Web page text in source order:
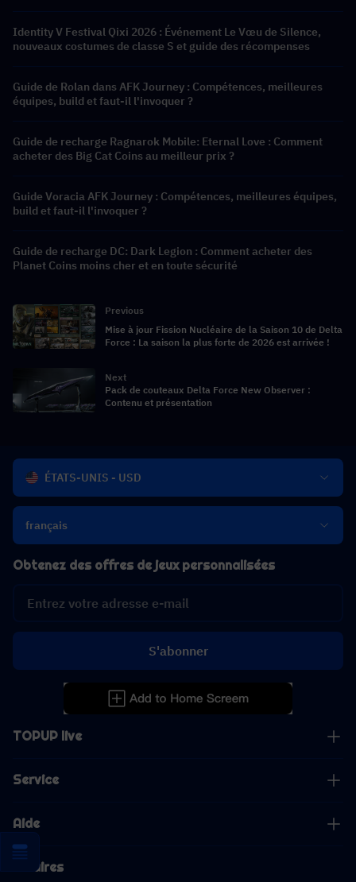
Identity V Festival Qixi 2026 : Événement Le Vœu de Silence,
nouveaux costumes de classe S et guide des récompenses
Guide de Rolan dans AFK Journey : Compétences, meilleures
équipes, build et faut-il l'invoquer ?
Guide de recharge Ragnarok Mobile: Eternal Love : Comment
acheter des Big Cat Coins au meilleur prix ?
Guide Voracia AFK Journey : Compétences, meilleures équipes,
build et faut-il l'invoquer ?
Guide de recharge DC: Dark Legion : Comment acheter des
Planet Coins moins cher et en toute sécurité
Previous
Mise à jour Fission Nucléaire de la Saison 10 de Delta
Force : La saison la plus forte de 2026 est arrivée !
Next
Pack de couteaux Delta Force New Observer :
Contenu et présentation
ÉTATS-UNIS - USD
français
TOPUP live
Service
Aide
Affaires
Obtenez des offres de jeux personnalisées
S'abonner